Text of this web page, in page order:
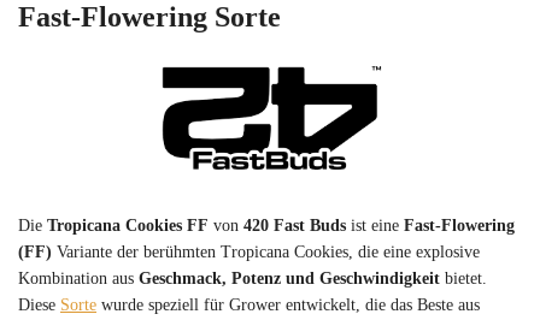
Fast-Flowering Sorte
Die Tropicana Cookies FF von 420 Fast Buds ist eine Fast-Flowering
(FF) Variante der berühmten Tropicana Cookies, die eine explosive
Kombination aus Geschmack, Potenz und Geschwindigkeit bietet.
Diese Sorte wurde speziell für Grower entwickelt, die das Beste aus